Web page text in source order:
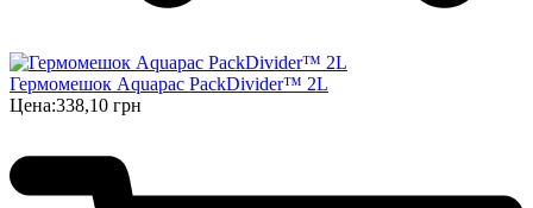
Гермомешок Aquapac PackDivider™ 2L
Цена:338,10 грн